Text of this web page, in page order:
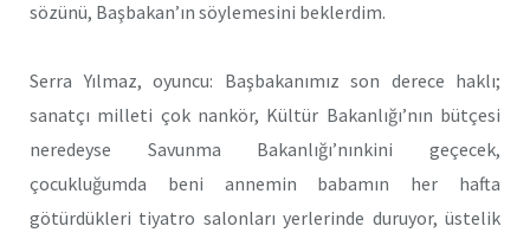
sözünü, Başbakan’ın söylemesini beklerdim.
Serra Yılmaz, oyuncu: Başbakanımız son derece haklı;
sanatçı milleti çok nankör, Kültür Bakanlığı’nın bütçesi
neredeyse Savunma Bakanlığı’nınkini geçecek,
çocukluğumda beni annemin babamın her hafta
götürdükleri tiyatro salonları yerlerinde duruyor, üstelik